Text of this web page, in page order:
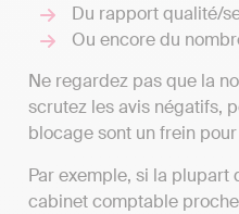
Du rapport qualité/
Ou encore du
Ne regardez pas que la
scrutez les avis négatifs,
blocage sont un frein pour
Par exemple, si la plupart
cabinet comptable